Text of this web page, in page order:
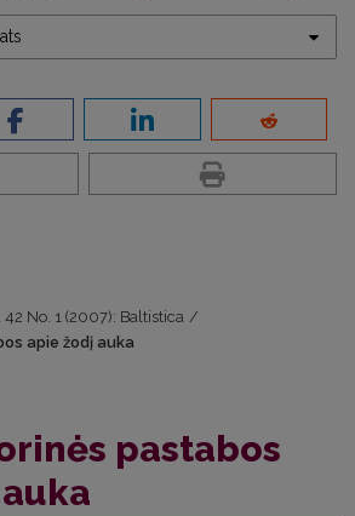
42 No. 1 (2007): Baltistica /
apie žodį auka
pastabos